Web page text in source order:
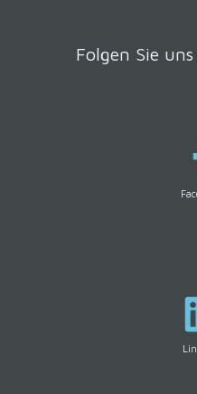
Folgen Sie